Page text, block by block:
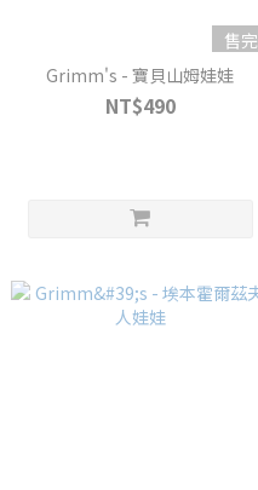
售完
Grimm's - 寶貝山姆娃娃
NT$490